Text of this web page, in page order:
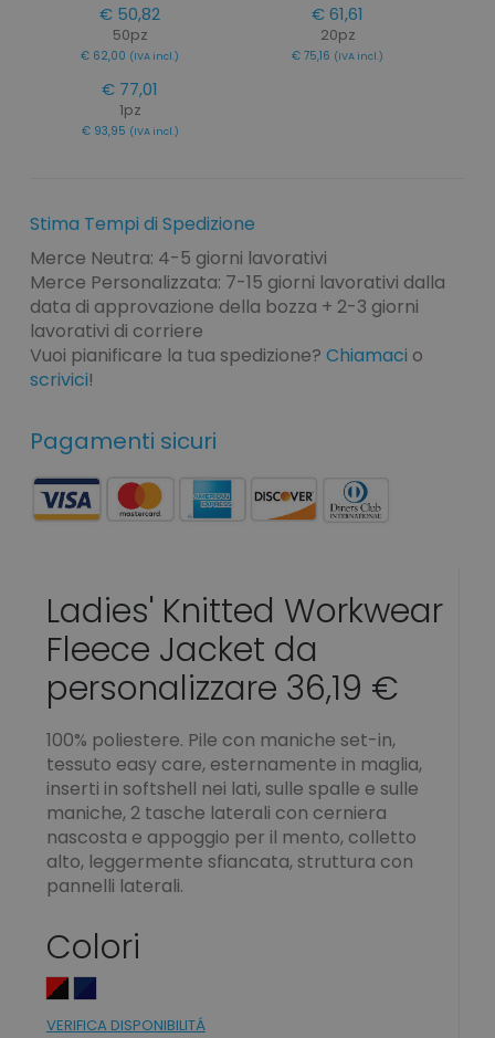
€ 50,82
50pz
€ 62,00 (IVA incl.)
€ 61,61
20pz
€ 75,16 (IVA incl.)
€ 77,01
1pz
€ 93,95 (IVA incl.)
Stima Tempi di Spedizione
Merce Neutra: 4-5 giorni lavorativi
Merce Personalizzata: 7-15 giorni lavorativi dalla
data di approvazione della bozza + 2-3 giorni
lavorativi di corriere
Vuoi pianificare la tua spedizione? Chiamaci o
scrivici!
Pagamenti sicuri
Ladies' Knitted Workwear
Fleece Jacket da
personalizzare 36,19 €
100% poliestere. Pile con maniche set-in,
tessuto easy care, esternamente in maglia,
inserti in softshell nei lati, sulle spalle e sulle
maniche, 2 tasche laterali con cerniera
nascosta e appoggio per il mento, colletto
alto, leggermente sfiancata, struttura con
pannelli laterali.
Colori
VERIFICA DISPONIBILITÁ